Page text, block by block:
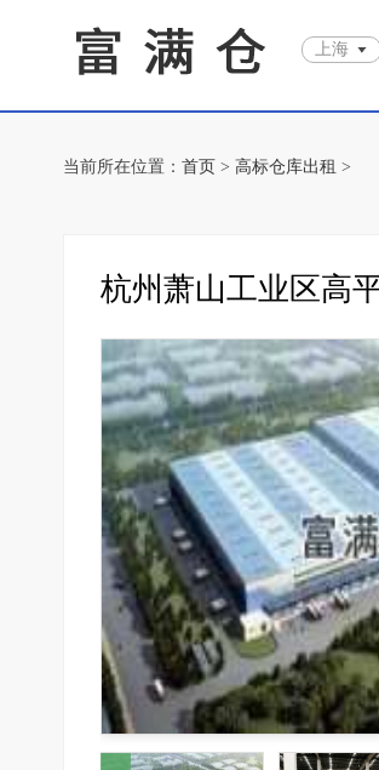
上海
当前所在位置： 首页 > 高标仓库出租 >
杭州萧山工业区高